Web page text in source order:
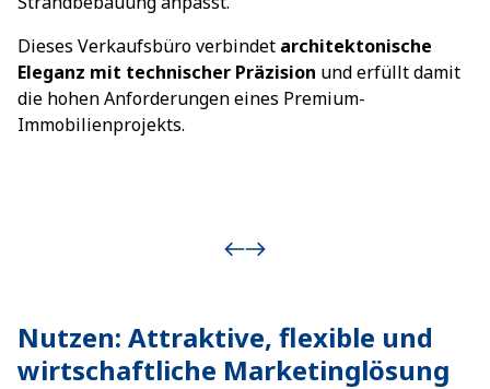
Dieses Verkaufsbüro verbindet architektonische
Eleganz mit technischer Präzision und erfüllt damit
die hohen Anforderungen eines Premium-
Immobilienprojekts.
Nutzen: Attraktive, flexible und
wirtschaftliche Marketinglösung